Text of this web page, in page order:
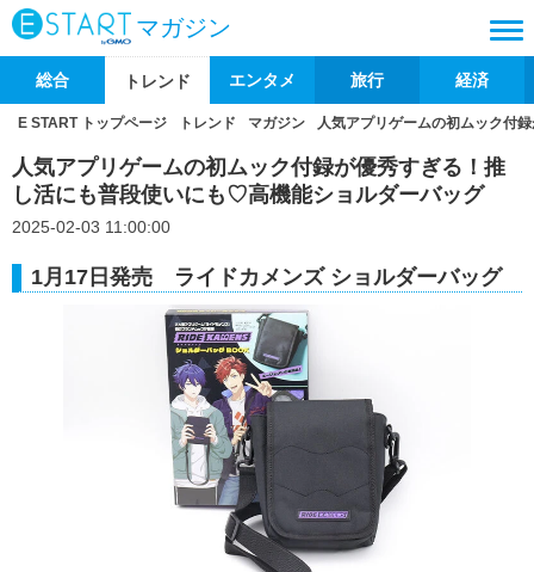
マガジン
総合 トレンド エンタメ 旅行 経済
E START トップページ トレンド マガジン 人気アプリゲームの初ムック付
人気アプリゲームの初ムック付録が優秀すぎる！推
し活にも普段使いにも♡高機能ショルダーバッグ
2025-02-03 11:00:00
1月17日発売 ライドカメンズ ショルダーバッグ